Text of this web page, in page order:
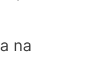
na